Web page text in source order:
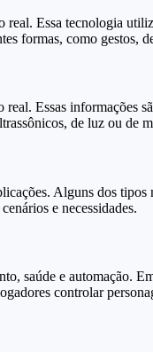
Essa tecnologia
formas, como gestos,
Essas informações
de luz ou de
Alguns dos
e necessidades.
saúde e automação.
controlar